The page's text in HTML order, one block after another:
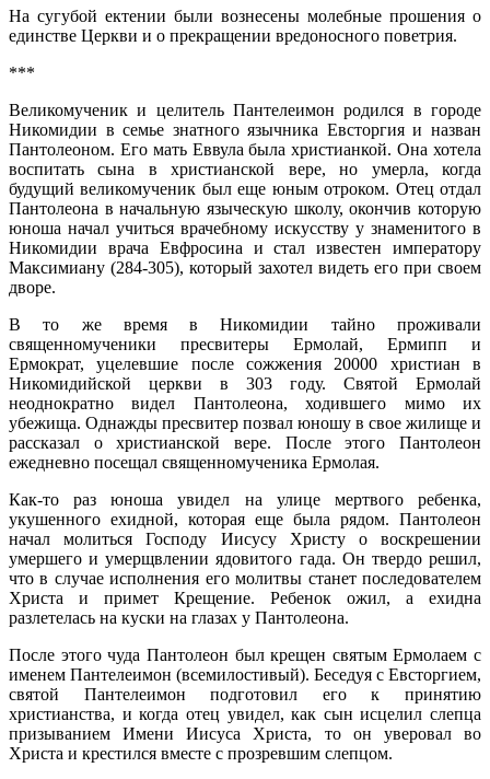
На сугубой ектении были вознесены молебные прошения о
единстве Церкви и о прекращении вредоносного поветрия.
***
Великомученик и целитель Пантелеимон родился в городе
Никомидии в семье знатного язычника Евсторгия и назван
Пантолеоном. Его мать Еввула была христианкой. Она хотела
воспитать сына в христианской вере, но умерла, когда
будущий великомученик был еще юным отроком. Отец отдал
Пантолеона в начальную языческую школу, окончив которую
юноша начал учиться врачебному искусству у знаменитого в
Никомидии врача Евфросина и стал известен императору
Максимиану (284-305), который захотел видеть его при своем
дворе.
В то же время в Никомидии тайно проживали
священномученики пресвитеры Ермолай, Ермипп и
Ермократ, уцелевшие после сожжения 20000 христиан в
Никомидийской церкви в 303 году. Святой Ермолай
неоднократно видел Пантолеона, ходившего мимо их
убежища. Однажды пресвитер позвал юношу в свое жилище и
рассказал о христианской вере. После этого Пантолеон
ежедневно посещал священномученика Ермолая.
Как-то раз юноша увидел на улице мертвого ребенка,
укушенного ехидной, которая еще была рядом. Пантолеон
начал молиться Господу Иисусу Христу о воскрешении
умершего и умерщвлении ядовитого гада. Он твердо решил,
что в случае исполнения его молитвы станет последователем
Христа и примет Крещение. Ребенок ожил, а ехидна
разлетелась на куски на глазах у Пантолеона.
После этого чуда Пантолеон был крещен святым Ермолаем с
именем Пантелеимон (всемилостивый). Беседуя с Евсторгием,
святой Пантелеимон подготовил его к принятию
христианства, и когда отец увидел, как сын исцелил слепца
призыванием Имени Иисуса Христа, то он уверовал во
Христа и крестился вместе с прозревшим слепцом.